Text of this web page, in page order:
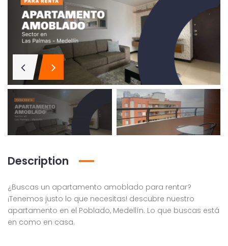
Description
¿Buscas un apartamento amoblado para rentar?
¡Tenemos justo lo que necesitas! descubre nuestro
apartamento en el Poblado, Medellín. Lo que buscas está
en como en casa.
Apartamento amoblado en la ciudad de Medellín Antioquia
El Poblado, Medellín Medellín, Antioquia